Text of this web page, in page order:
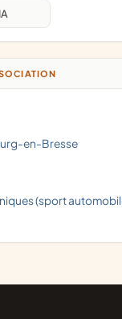
en-Bresse